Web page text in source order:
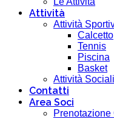
Attività
Attività
Calcetto
Tennis
Piscina
Basket
Attività Sociali
Contatti
Area Soci
Prenotazione